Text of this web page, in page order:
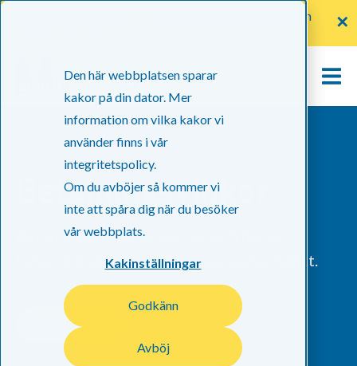
Den här webbplatsen sparar
kakor på din dator. Mer
information om vilka kakor vi
använder finns i vår
integritetspolicy.
Om du avböjer så kommer vi
inte att spåra dig när du besöker
vår webbplats.
Kakinställningar
Godkänn
Avböj
Sommartider: Mellan 22 Juni -14 Augusti stänger växeln
✕
Betalningsvillkor
Betalningsvillkor anger när och hur en
betalning ska göras för en vara eller tjänst.
Kontakta oss